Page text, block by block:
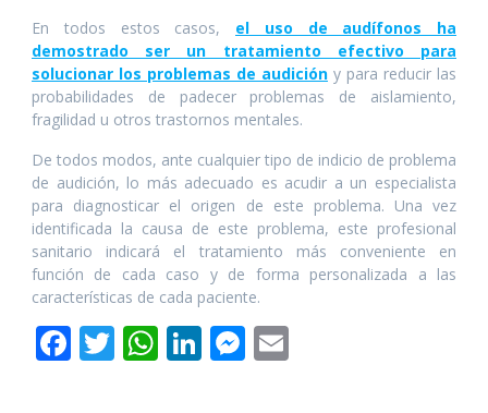
En todos estos casos, el uso de audífonos ha
demostrado ser un tratamiento efectivo para
solucionar los problemas de audición y para reducir las
probabilidades de padecer problemas de aislamiento,
fragilidad u otros trastornos mentales.
De todos modos, ante cualquier tipo de indicio de problema
de audición, lo más adecuado es acudir a un especialista
para diagnosticar el origen de este problema. Una vez
identificada la causa de este problema, este profesional
sanitario indicará el tratamiento más conveniente en
función de cada caso y de forma personalizada a las
características de cada paciente.
F T W Li M